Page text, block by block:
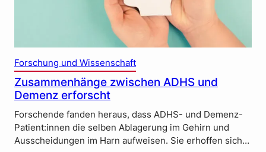
Forschung und Wissenschaft
Zusammenhänge zwischen ADHS und
Demenz erforscht
Forschende fanden heraus, dass ADHS- und Demenz-
Patient:innen die selben Ablagerung im Gehirn und
Ausscheidungen im Harn aufweisen. Sie erhoffen sich…